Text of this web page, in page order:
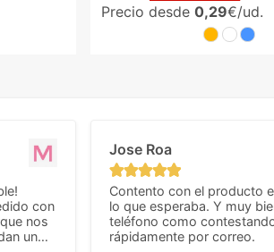
Precio desde 0,29€/ud.
con
nos
un
Jose Roa
Contento con el producto
lo que esperaba. Y muy
teléfono como
rápidamente por correo.